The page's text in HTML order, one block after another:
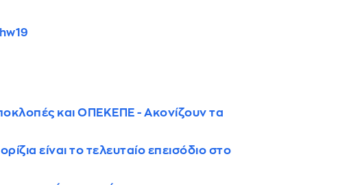
και ΟΠΕΚΕΠΕ - Ακονίζουν τα
είναι το τελευταίο επεισόδιο στο